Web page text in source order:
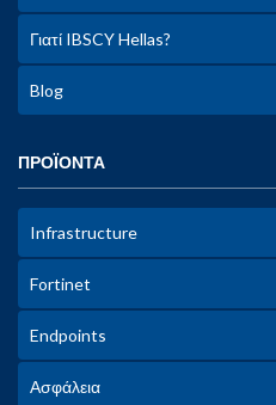
Γιατί IBSCY Hellas?
Blog
ΠΡΟΪΟΝΤΑ
Infrastructure
Fortinet
Endpoints
Ασφάλεια